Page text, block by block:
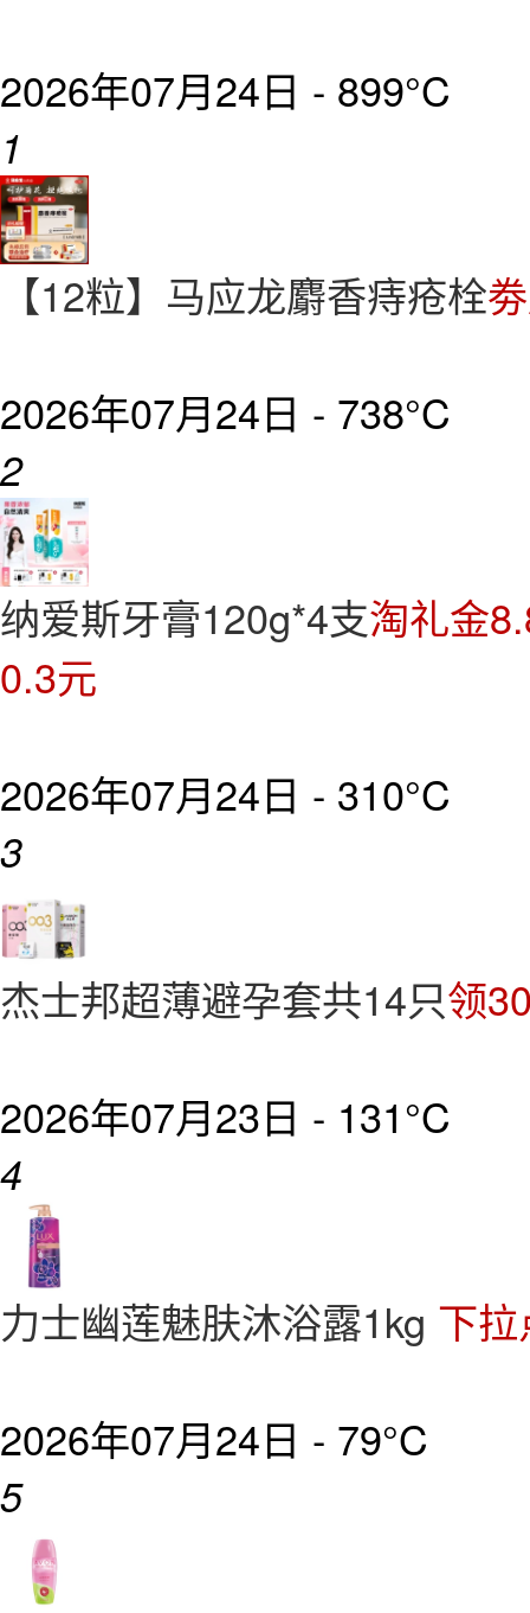
2026年07月24日 - 899°C
1
【12粒】马应龙麝香痔疮栓
2026年07月24日 - 738°C
2
纳爱斯牙膏120g*4支淘礼金
0.3元
2026年07月24日 - 310°C
3
杰士邦超薄避孕套共14只领
2026年07月23日 - 131°C
4
力士幽莲魅肤沐浴露1kg 下
2026年07月24日 - 79°C
5